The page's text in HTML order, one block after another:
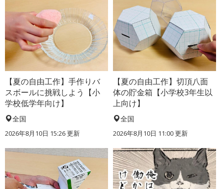
【夏の自由工作】手作りバ
スボールに挑戦しよう【小
学校低学年向け】
全国
2026年8月10日 15:26更新
【夏の自由工作】切頂八面
体の貯金箱【小学校3年生以
上向け】
全国
2026年8月10日 11:00更新